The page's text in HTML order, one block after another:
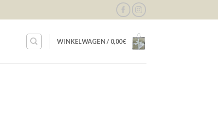
WINKELWAGEN / 0,00€